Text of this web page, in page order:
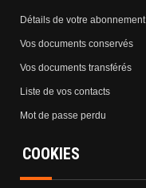
Détails de votre abonnement
Vos documents conservés
Vos documents transférés
Liste de vos contacts
Mot de passe perdu
COOKIES